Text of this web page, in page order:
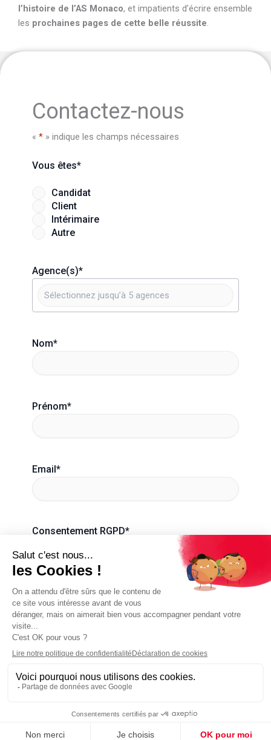
l’histoire de l’AS Monaco, et impatients d’écrire ensemble
les prochaines pages de cette belle réussite.
Contactez-nous
« *» indique les champs nécessaires
Vous êtes*
Candidat
Client
Intérimaire
Autre
Agence(s)*
Nom*
Prénom*
Email*
Consentement RGPD*
En remplissant ce formulaire, vous
acceptez la collecte de vos données par
Triangle Intérim Solutions RH pour
pouvoir répondre à votre demande
CAPTCHA
Politique de confidentialité Politique des cookies